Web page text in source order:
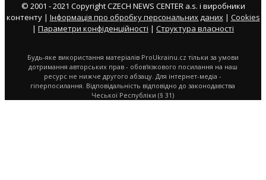
© 2001 - 2021 Copyright CZECH NEWS CENTER a.s. і виробники
контенту | Інформація про обробку персональних даних| Cookies
| Параметри конфіденційності | Структура власності
Будь-яке використання матеріалів ProUkrainu.cz тільки за умови
дотримання авторських прав - обов'язкового посилання на наш
ресурс не нижче другого абзацу. Для інтернет-медіа -
гіперпосилання. Відповідальність відповідно до законодавства
Чеської Республіки (§ 31)